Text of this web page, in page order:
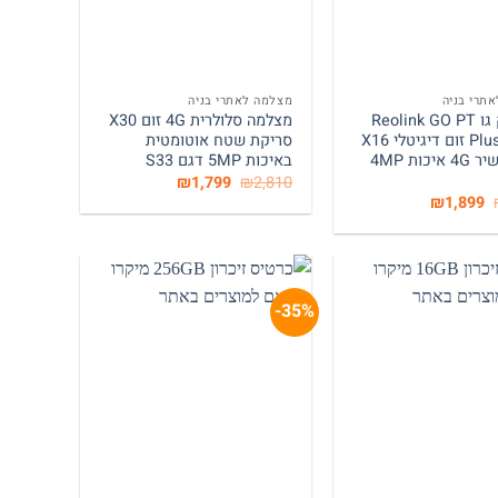
בניה
ראולינק גו Reolink GO PT
Plus / PTZ זום דיגיטלי X16
שידור ישיר 4G איכות 4MP
המחיר
המקורי
היה:
₪1,899
הוא:
מצלמה לאתרי בניה
מצלמה סלולרית 4G זום X30
סריקת שטח אוטומטית
באיכות 5MP דגם S33
₪2,810 המחיר
המקורי
היה:
₪1,799
הוא:
35%-